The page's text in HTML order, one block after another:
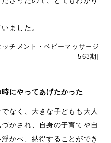
ました。
チメント・ベビーマッサージ
563期]
にやってあげたかった
なく、大きな子どもも大人
かされ、自身の子育てや自
かべ、納得することができ